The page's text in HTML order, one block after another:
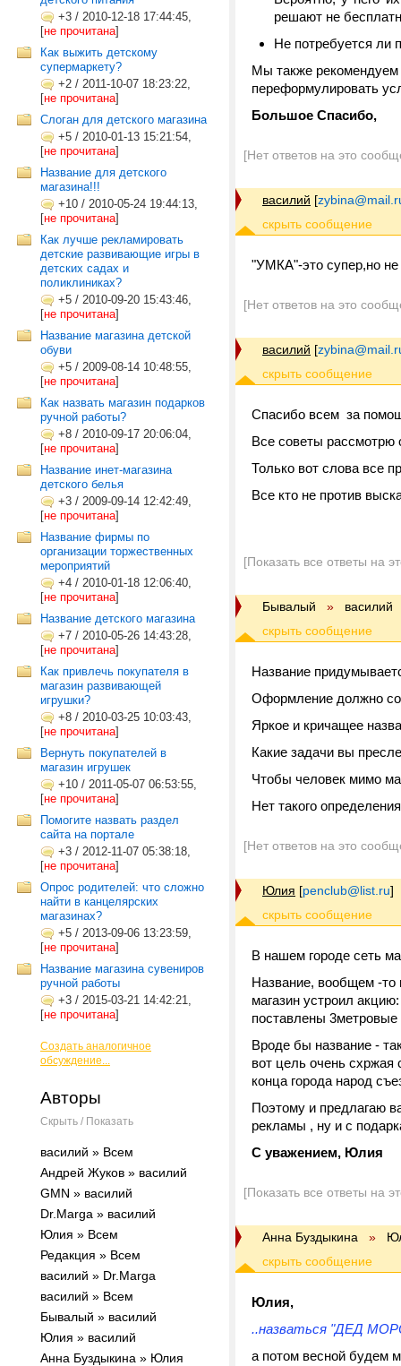
+3 / 2010-12-18 17:44:45,
[не прочитана]
Как выжить детскому
супермаркету?
+2 / 2011-10-07 18:23:22,
[не прочитана]
Слоган для детского магазина
+5 / 2010-01-13 15:21:54,
[не прочитана]
Название для детского
магазина!!!
+10 / 2010-05-24 19:44:13,
[не прочитана]
Как лучше рекламировать
детские развивающие игры в
детских садах и
поликлиниках?
+5 / 2010-09-20 15:43:46,
[не прочитана]
Название магазина детской
обуви
+5 / 2009-08-14 10:48:55,
[не прочитана]
Как назвать магазин подарков
ручной работы?
+8 / 2010-09-17 20:06:04,
[не прочитана]
Название инет-магазина
детского белья
+3 / 2009-09-14 12:42:49,
[не прочитана]
Название фирмы по
организации торжественных
мероприятий
+4 / 2010-01-18 12:06:40,
[не прочитана]
Название детского магазина
+7 / 2010-05-26 14:43:28,
[не прочитана]
Как привлечь покупателя в
магазин развивающей
игрушки?
+8 / 2010-03-25 10:03:43,
[не прочитана]
Вернуть покупателей в
магазин игрушек
+10 / 2011-05-07 06:53:55,
[не прочитана]
Помогите назвать раздел
сайта на портале
+3 / 2012-11-07 05:38:18,
[не прочитана]
Опрос родителей: что сложно
найти в канцелярских
магазинах?
+5 / 2013-09-06 13:23:59,
[не прочитана]
Название магазина сувениров
ручной работы
+3 / 2015-03-21 14:42:21,
[не прочитана]
Создать аналогичное
обсуждение...
Авторы
Скрыть / Показать
василий » Всем
Андрей Жуков » василий
GMN » василий
Dr.Marga » василий
Юлия » Всем
Редакция » Всем
василий » Dr.Marga
василий » Всем
Бывалый » василий
Юлия » василий
Анна Буздыкина » Юлия
решают не
Не потребуется ли
Мы также рекомендуем
переформулировать
Большое Спасибо,
[Нет ответов на это
василий [
"УМКА"-это
[Нет ответов на это
василий [
Спасибо всем за
Все советы рассмотрю
Только вот слова все
Все кто не против
[Показать все ответы на
Бывалый » василий
Название
Оформление должно
Яркое и кричащее
Какие задачи вы
Чтобы человек мимо
Нет такого
[Нет ответов на это
Юлия [penclub@list.ru]
В нашем городе сеть
Название, вообщем -то
магазин устроил
поставлены
Вроде бы название -
вот цель очень схржая
конца города народ
Поэтому и предлагаю
рекламы , ну и с
С уважением, Юлия
[Показать все ответы на
Анна Буздыкина »
Юлия,
..назваться "ДЕД
а потом весной будем